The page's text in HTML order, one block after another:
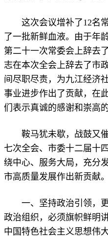
这次会议增补了12名常
了一批新鲜血液。由于年
第二十一次常委会上辞去
志在本次全会上辞去了市
间尽职尽责，为九江经济
事业进步作出了贡献，在
们表示真诚的感谢和崇高的
鞍马犹未歇，战鼓又催
七次全会、市委十二届十
绕中心、服务大局，充分
市高质量发展作出新贡献。
一、坚持政治引领，更
政治组织，必须旗帜鲜明
中国特色社会主义思想伟